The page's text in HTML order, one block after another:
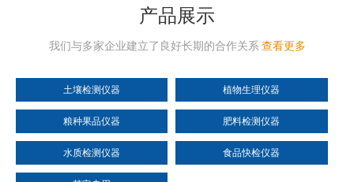
产品展示
我们与多家企业建立了良好长期的合作关系 查看更多
土壤检测仪器 植物生理仪器
粮种果品仪器 肥料检测仪器
水质检测仪器 食品快检仪器